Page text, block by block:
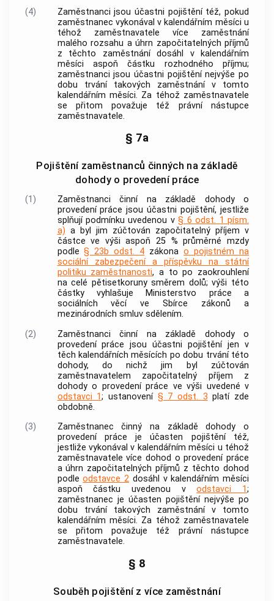
(4)
Zaměstnanci jsou účastni pojištění též, pokud
zaměstnanec vykonával v kalendářním měsíci u
téhož zaměstnavatele více zaměstnání
malého rozsahu a úhrn započitatelných příjmů
z těchto zaměstnánídosáhl v kalendářním
měsíci aspoň částku rozhodného příjmu;
zaměstnanci jsou účastni pojištění nejvýše po
dobu trvání takových zaměstnánív tomto
kalendářním měsíci. Za téhož zaměstnavatele
se přitom považuje též právní nástupce
zaměstnavatele.
§ 7a
Pojištění zaměstnanců činných na základě
dohody o provedení práce
(1)
Zaměstnanci činní na základě dohody o
provedenípráce jsou účastni pojištění, jestliže
splňují podmínku uvedenou v§ 6 odst. 1 písm.
a) a byl jim zúčtován započitatelný příjem v
částce ve výši aspoň 25 % průměrné mzdy
podle§ 23b odst. 4 zákonao pojistném na
sociální zabezpečení a příspěvku na státní
politiku zaměstnanosti, a to po zaokrouhlení
na celé pětisetkoruny směrem dolů; výši této
částky vyhlašuje Ministerstvo práce a
sociálních věcí ve Sbírce zákonů a
mezinárodních smluv sdělením.
(2)
Zaměstnanci činní na základě dohody o
provedení práce jsou účastni pojištění jen v
těch kalendářních měsících po dobu trvání této
dohody, do nichž jim byl zúčtován
zaměstnavatelem
započitatelný příjem z
dohody o provedení práce ve výši uvedené v
odstavci 1; ustanovení § 7 odst. 3 platí zde
obdobně.
(3)
Zaměstnanec činný na základě dohody o
provedení práce je účasten pojištění též,
jestliže vykonával v kalendářním měsíci u téhož
zaměstnavatele více dohod o provedení práce
a úhrn započitatelných příjmů z těchto dohod
podleodstavce 2 dosáhl v kalendářním měsíci
aspoň částku uvedenou vodstavci 1;
zaměstnanec je účasten pojištění nejvýše po
dobu trvání takových zaměstnánív tomto
kalendářním měsíci. Za téhož zaměstnavatele
se přitom považuje též právní nástupce
zaměstnavatele.
§ 8
Souběh pojištění z více zaměstnání